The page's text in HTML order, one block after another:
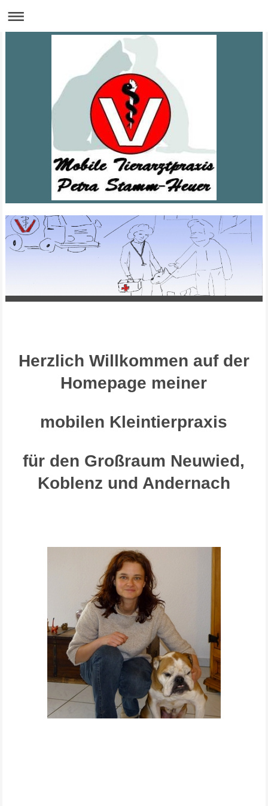
Herzlich Willkommen auf der
Homepage meiner
mobilen Kleintierpraxis
für den Großraum Neuwied,
Koblenz und Andernach